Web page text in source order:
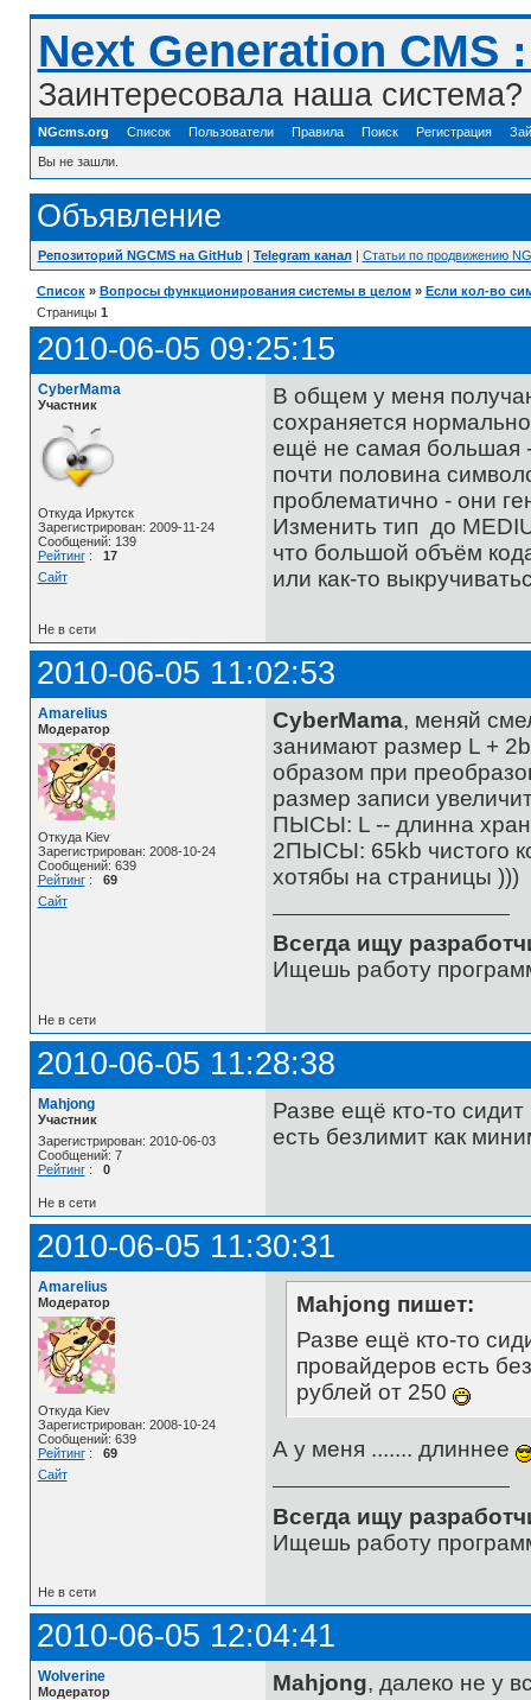
Next Generation
Заинтересовала наша
NGcms.org Список Пользователи Правила Поиск Регистрация
Вы не зашли.
Объявление
Репозиторий NGCMS на GitHub| Telegram канал| Статьи по продвижению
Список » Вопросы функционирования системы в целом » Если кол-во
Страницы 1
2010-06-05 09:25:15
CyberMama
Участник
Откуда Иркутск
Зарегистрирован: 2009-11-24
Сообщений: 139
Рейтинг: 17
Сайт
В общем у меня
сохраняется
ещё не самая большая
почти половина
проблематично - они
Изменить тип до
что большой объём
или как-то
Не в сети
2010-06-05 11:02:53
Amarelius
Модератор
Откуда Kiev
Зарегистрирован: 2008-10-24
Сообщений: 639
Рейтинг: 69
Сайт
CyberMama, меняй
занимают размер L +
образом при
размер записи
ПЫСЫ: L -- длинна
2ПЫСЫ: 65kb чистого
хотябы на страницы )))
Всегда ищу
Ищешь работу
Не в сети
2010-06-05 11:28:38
Mahjong
Участник
Зарегистрирован: 2010-06-03
Сообщений: 7
Рейтинг: 0
Разве ещё кто-то
есть безлимит как
Не в сети
2010-06-05 11:30:31
Amarelius
Модератор
Откуда Kiev
Зарегистрирован: 2008-10-24
Сообщений: 639
Рейтинг: 69
Сайт
Mahjong пишет:
Разве ещё кто-то
провайдеров есть
рублей от 250
А у меня ....... длиннее
Всегда ищу
Ищешь работу
Не в сети
2010-06-05 12:04:41
Wolverine
Модератор Mahjong, далеко не у